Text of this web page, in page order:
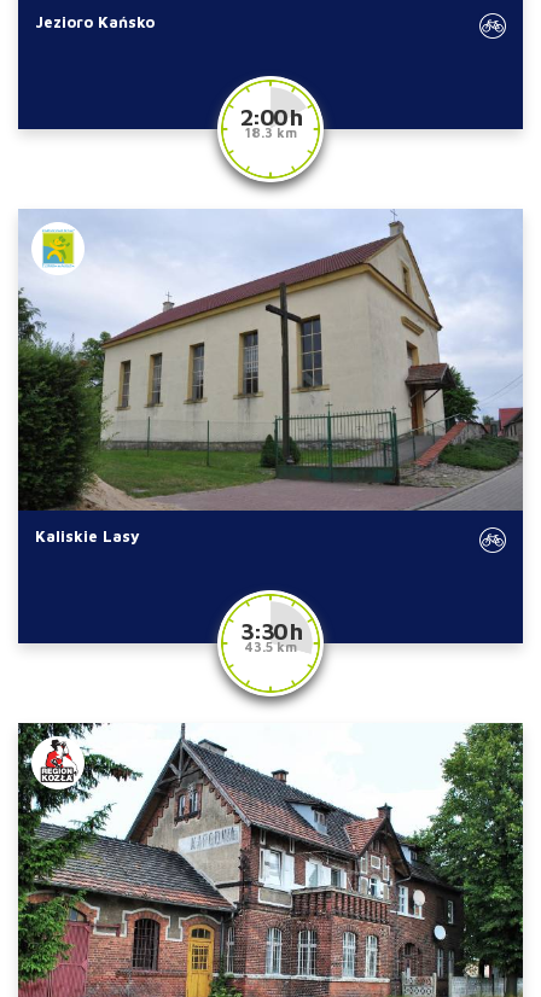
Jezioro Kańsko
2:00 h
18.3 km
Kaliskie Lasy
3:30 h
43.5 km